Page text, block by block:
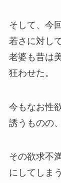
そして、今
若さに対し
老婆も昔は
狂わせた。
今もなお性
誘うものの
その欲求不
にしてしま